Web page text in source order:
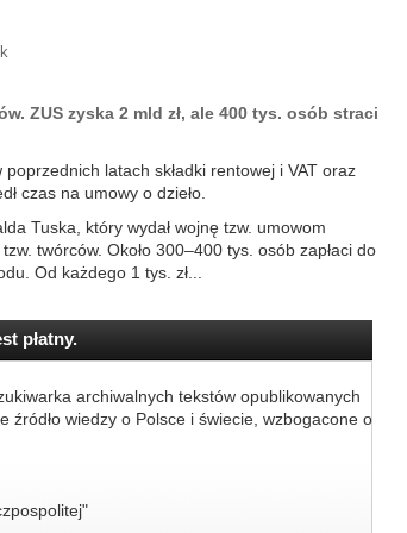
ZUS zyska 2 mld zł, ale 400 tys. osób straci
latach składki rentowej i VAT oraz
czas na umowy o dzieło.
Tuska, który wydał wojnę tzw. umowom
twórców. Około 300–400 tys. osób zapłaci do
Od każdego 1 tys. zł...
płatny.
archiwalnych tekstów opublikowanych
źródło wiedzy o Polsce i świecie, wzbogacone o